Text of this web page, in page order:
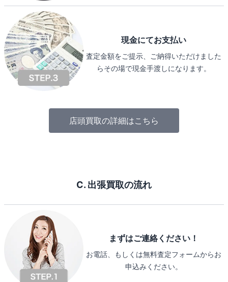
現金にてお支払い
査定金額をご提示、ご納得いただけました
らその場で現金手渡しになります。
店頭買取の詳細はこちら
C. 出張買取の流れ
まずはご連絡ください！
お電話、もしくは無料査定フォームからお
申込みください。